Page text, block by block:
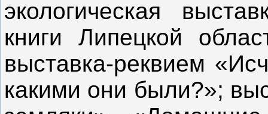
экологическая
книги Липецкой
выставка-реквием
какими они были?»;